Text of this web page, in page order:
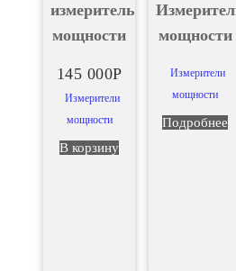
измеритель
мощности
145 000Р
Измерители
мощности
В корзину
мощности
Измерители
мощности
Подробнее